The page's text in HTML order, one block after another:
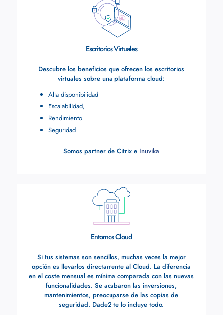
Escritorios Virtuales
Descubre los beneficios que ofrecen los escritorios
virtuales sobre una plataforma cloud:
Alta disponibilidad
Escalabilidad,
Rendimiento
Seguridad
Somos partner de Citrix e Inuvika
Entornos Cloud
Si tus sistemas son sencillos, muchas veces la mejor
opción es llevarlos directamente al Cloud. La diferencia
en el coste mensual es mínima comparada con las nuevas
funcionalidades. Se acabaron las inversiones,
mantenimientos, preocuparse de las copias de
seguridad. Dade2 te lo incluye todo.